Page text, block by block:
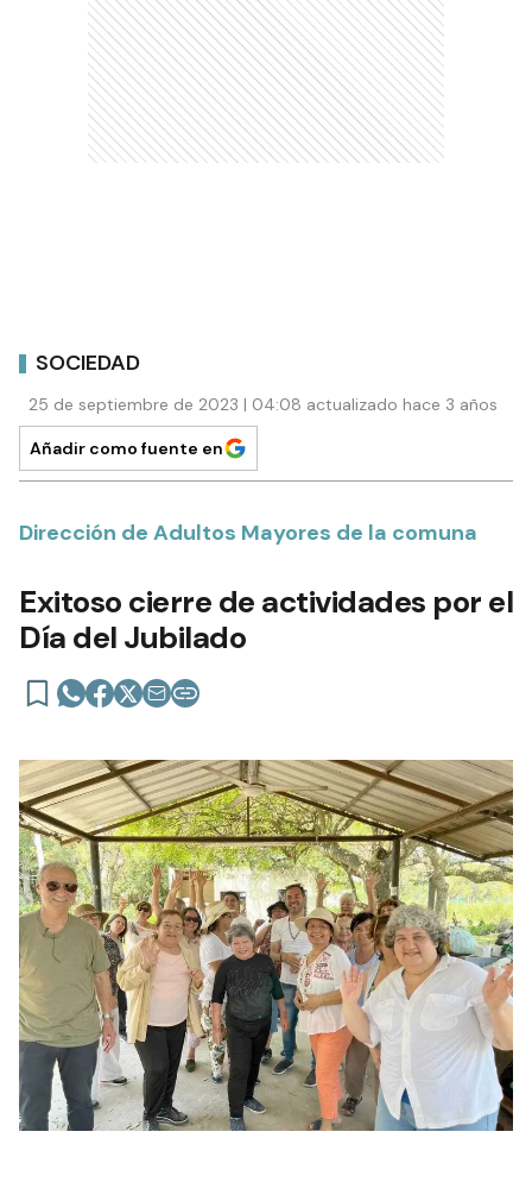
SOCIEDAD
25 de septiembre de 2023 | 04:08 actualizado hace 3 años
Añadir como fuente en
Dirección de Adultos Mayores de la comuna
Exitoso cierre de actividades por el
Día del Jubilado